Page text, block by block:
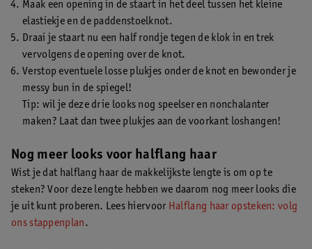
Maak een opening in de staart in het deel tussen het kleine
elastiekje en de paddenstoelknot.
Draai je staart nu een half rondje tegen de klok in en trek
vervolgens de opening over de knot.
Verstop eventuele losse plukjes onder de knot en bewonder je
messy bun in de spiegel!
Tip: wil je deze drie looks nog speelser en nonchalanter
maken? Laat dan twee plukjes aan de voorkant loshangen!
Nog meer looks voor halflang haar
Wist je dat halflang haar de makkelijkste lengte is om op te
steken? Voor deze lengte hebben we daarom nog meer looks die
je uit kunt proberen. Lees hiervoor Halflang haar opsteken: volg
ons stappenplan.